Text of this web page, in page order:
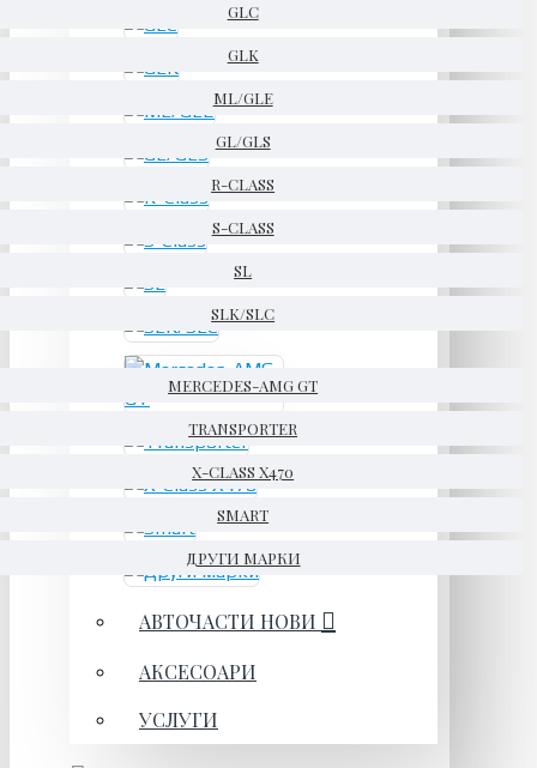
GLC
GLK
ML/GLE
GL/GLS
R-CLASS
S-CLASS
SL
SLK/SLC
MERCEDES-AMG GT
TRANSPORTER
X-CLASS X470
SMART
ДРУГИ МАРКИ
АВТОЧАСТИ НОВИ
АКСЕСОАРИ
УСЛУГИ